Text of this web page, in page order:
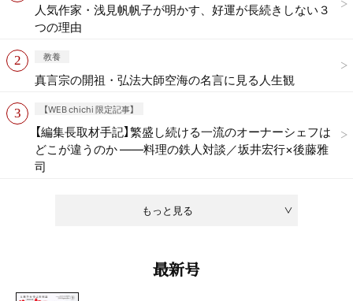
もっと見る
人気作家・浅見帆帆子が明かす、好運が長続きしない３
つの理由
教養
真言宗の開祖・弘法大師空海の名言に見る人生観
【WEB chichi 限定記事】
【編集長取材手記】繁盛し続ける一流のオーナーシェフは
どこが違うのか ——料理の鉄人対談／坂井宏行×後藤雅
司
最新号